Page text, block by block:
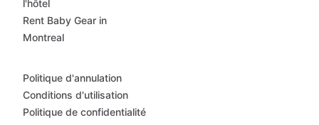
l'hôtel
Rent Baby Gear in
Montreal
Politique d'annulation
Conditions d'utilisation
Politique de confidentialité